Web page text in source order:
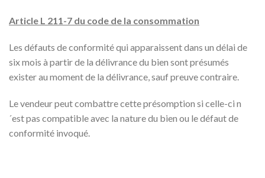
Article L 211-7 du code de la consommation
Les défauts de conformité qui apparaissent dans un délai de
six mois à partir de la délivrance du bien sont présumés
exister au moment de la délivrance, sauf preuve contraire.
Le vendeur peut combattre cette présomption si celle-ci n
´est pas compatible avec la nature du bien ou le défaut de
conformité invoqué.